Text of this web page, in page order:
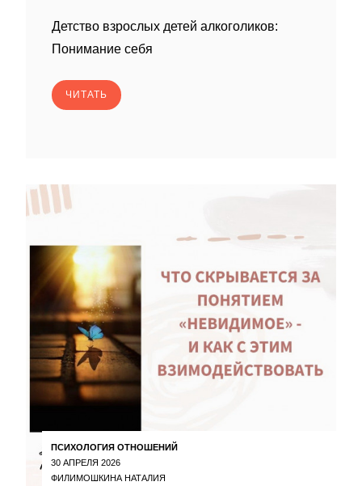
Детство взрослых детей алкоголиков:
Понимание себя
ЧИТАТЬ
ПСИХОЛОГИЯ ОТНОШЕНИЙ
30 АПРЕЛЯ 2026
ФИЛИМОШКИНА НАТАЛИЯ